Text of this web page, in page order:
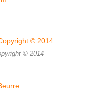
© 2014